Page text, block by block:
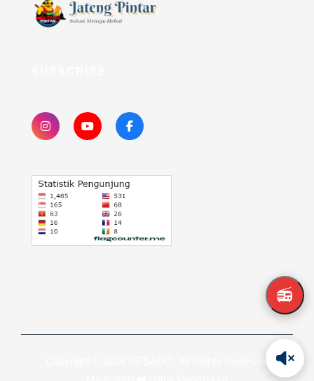
📻
Copyright © 2026 NESADO. All Rights Reserved